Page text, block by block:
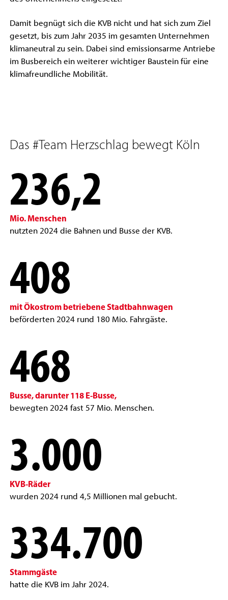
Damit begnügt sich die KVB nicht und hat sich zum Ziel
gesetzt, bis zum Jahr 2035 im gesamten Unternehmen
klimaneutral zu sein. Dabei sind emissionsarme Antriebe
im Busbereich ein weiterer wichtiger Baustein für eine
klimafreundliche Mobilität.
Das #Team Herzschlag bewegt Köln
236,2
Mio. Menschen
nutzten 2024 die Bahnen und Busse der KVB.
408
mit Ökostrom betriebene Stadtbahnwagen
beförderten 2024 rund 180 Mio. Fahrgäste.
468
Busse, darunter 118 E-Busse,
bewegten 2024 fast 57 Mio. Menschen.
3.000
KVB-Räder
wurden 2024 rund 4,5 Millionen mal gebucht.
334.700
Stammgäste
hatte die KVB im Jahr 2024.